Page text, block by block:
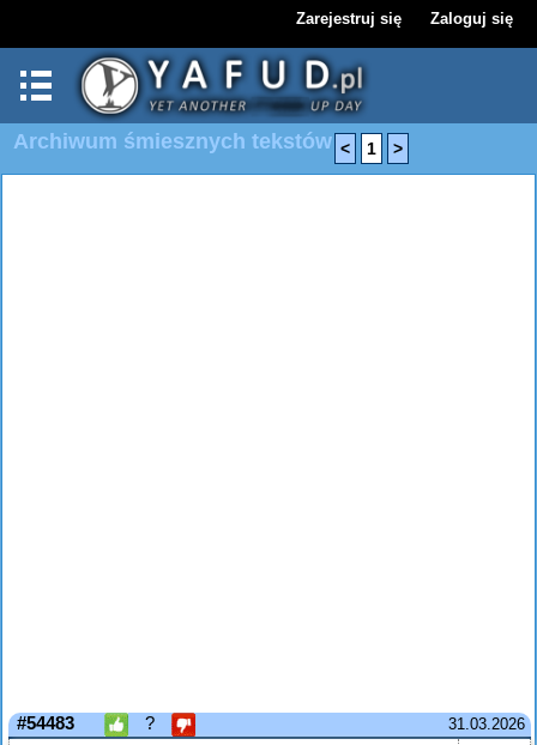
Zarejestruj się Zaloguj się
Archiwum śmiesznych tekstów < 1 >
31.03.2026
#54483 ?